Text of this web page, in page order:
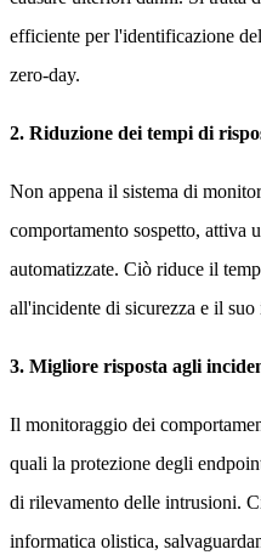
efficiente per l'identificazione
zero-day.
2. Riduzione dei tempi di
Non appena il sistema di
comportamento sospetto, attiva
automatizzate. Ciò riduce il
all'incidente di sicurezza e il
3. Migliore risposta agli
Il monitoraggio dei
quali la protezione degli
di rilevamento delle intrusioni.
informatica olistica,